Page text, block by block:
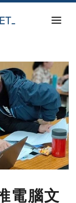
電腦文